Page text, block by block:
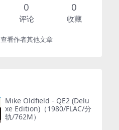
0
评论
0
收藏
查看作者其他文章
Mike Oldfield - QE2 (Delu
xe Edition)（1980/FLAC/分
轨/762M）